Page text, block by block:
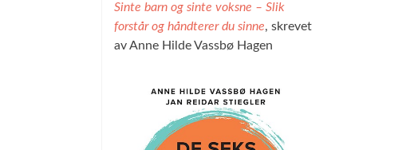
Sinte barn og sinte voksne – Slik
forstår og håndterer du sinne, skrevet
av Anne Hilde Vassbø Hagen